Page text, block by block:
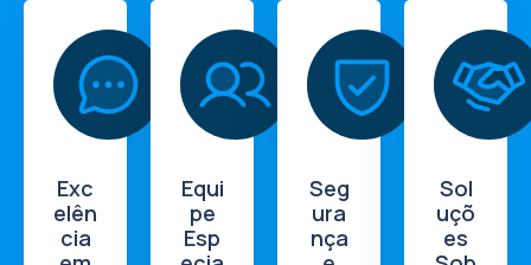
Exc
elên
cia
Equi
pe
Esp
Seg
ura
nça
Sol
uçõ
es